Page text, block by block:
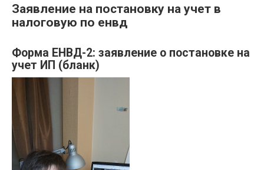
Заявление на постановку на учет в
налоговую по енвд
Форма ЕНВД-2: заявление о постановке на
учет ИП (бланк)